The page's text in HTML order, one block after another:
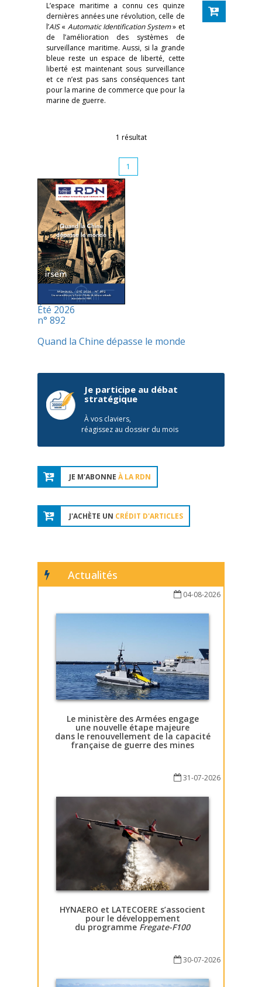
L’espace maritime a connu ces quinze
dernières années une révolution, celle de
l’AIS« Automatic Identification System» et
de l’amélioration des systèmes de
surveillance maritime. Aussi, si la grande
bleue reste un espace de liberté, cette
liberté est maintenant sous surveillance
et ce n’est pas sans conséquences tant
pour la marine de commerce que pour la
marine de guerre.
1 résultat
1
Été 2026
n° 892
Quand la Chine dépasse le monde
Je participe au débat
stratégique
À vos claviers,
réagissez au dossier du mois
JE M'ABONNE À LA RDN
J'ACHÈTE UN CRÉDIT D'ARTICLES
Actualités
04-08-2026
Le ministère des Armées engage
une nouvelle étape majeure
dans le renouvellement de la capacité
française de guerre des mines
31-07-2026
HYNAERO et LATECOERE s’associent
pour le développement
du programme Fregate-F100
30-07-2026